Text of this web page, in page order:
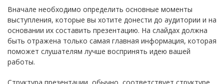
Вначале необходимо определить основные моменты
выступления, которые вы хотите донести до аудитории и на
основании их составить презентацию. На слайдах должна
быть отражена только самая главная информация, которая
поможет слушателям лучше воспринять идею вашей
работы.